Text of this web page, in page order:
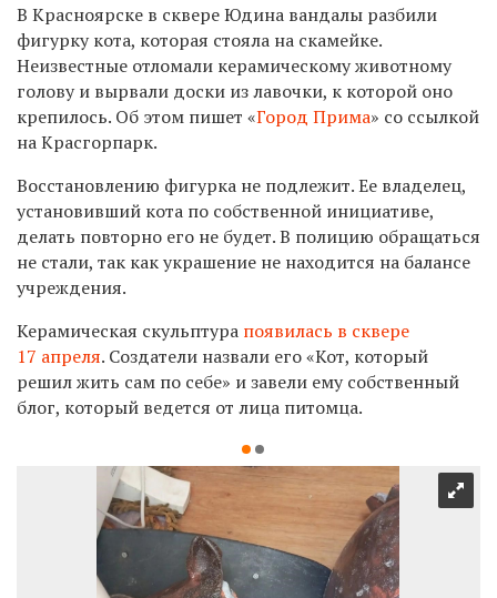
В Красноярске в сквере Юдина вандалы разбили
фигурку кота, которая стояла на скамейке.
Неизвестные отломали керамическому животному
голову и вырвали доски из лавочки, к которой оно
крепилось. Об этом пишет «Город Прима» со ссылкой
на Красгорпарк.
Восстановлению фигурка не подлежит. Ее владелец,
установивший кота по собственной инициативе,
делать повторно его не будет. В полицию обращаться
не стали, так как украшение не находится на балансе
учреждения.
Керамическая скульптура появилась в сквере
17 апреля. Создатели назвали его «Кот, который
решил жить сам по себе» и завели ему собственный
блог, который ведется от лица питомца.